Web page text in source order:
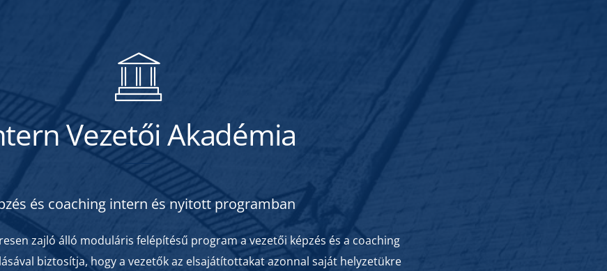
Vezetői Akadémia
és coaching intern és nyitott programban
zajló álló moduláris felépítésű program a vezetői képzés és a coaching
biztosítja, hogy a vezetők az elsajátítottakat azonnal saját helyzetükre